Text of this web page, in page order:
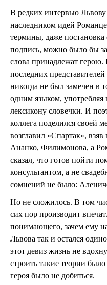
В редких интервью
наследником идей
термины, даже постановка
подпись, можно было бы
слова принадлежат
последних
никогда не был замечен в
одним языком,
лексикону словечки. И
коллега поделился своей
возглавил «Спартак»,
Ананко, Филимонова, а
сказал, что готов пойти
консультантом, а не
сомнений не было:
Но не сложилось. В том
сих пор производит
понимающего, зачем ему
Львова так и остался
этот девиз жизнь не
строить такие теории
героя было не добиться.